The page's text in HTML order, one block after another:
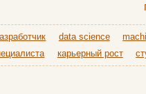
data science
карьерный рост